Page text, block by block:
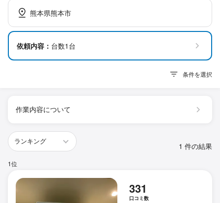
熊本県熊本市
依頼内容： 台数1台
条件を選択
作業内容について
1 件の結果
1位
331
口コミ数